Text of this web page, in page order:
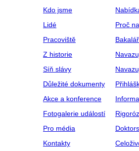
Kdo jsme
Lidé
Pracoviště
Z historie
Síň slávy
Důležité dokumenty
Akce a konference
Fotogalerie událostí
Pro média
Kontakty
Proč